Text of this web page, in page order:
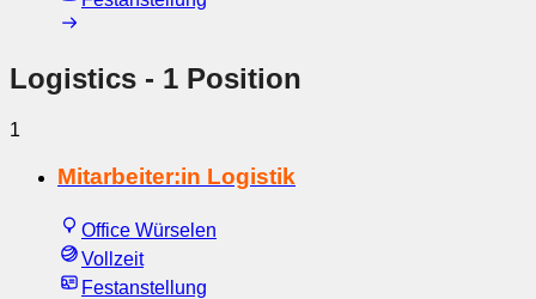
Logistics - 1 Position
1
Mitarbeiter:in Logistik
Office Würselen
Vollzeit
Festanstellung